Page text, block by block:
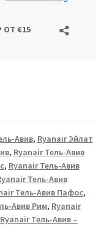
Авив, Ryanair Эйлат
, Ryanair Тель-Авив
, Ryanair Тель-Авив
Тель-Авив
Тель-Авив Пафос,
Авив Рим, Ryanair
Тель-Авив –